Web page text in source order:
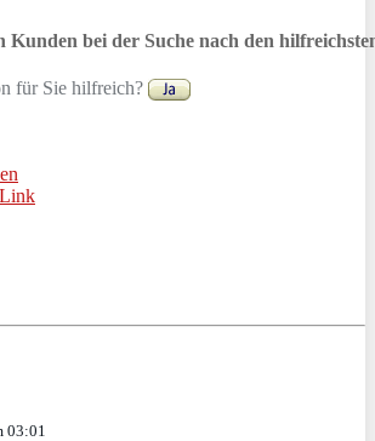
Kunden bei der Suche nach den
für Sie hilfreich?
03:01